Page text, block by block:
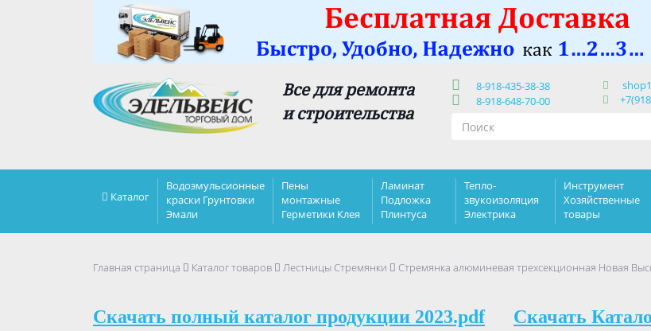
Все для ремонта
и строительства
8-918-435-38-38
8-918-648-70-00
Каталог
Водоэмульсионные
краски Грунтовки
Эмали
Пены
монтажные
Герметики Клея
Ламинат
Подложка
Плинтуса
Тепло-
звукоизоляция
Электрика
Инструмент
Хозяйственные
товары
Главная страница Каталог товаров Лестницы Стремянки Стремянка алюминевая трехсекционная Новая
Скачать полный каталог продукции 2023.pdf Скачать